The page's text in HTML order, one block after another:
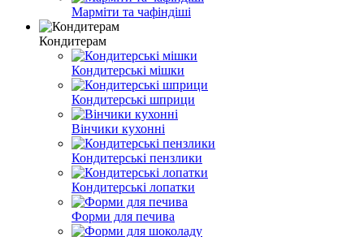
Марміти та чафіндіші
Кондитерам
Кондитерські мішки
Кондитерські шприци
Вінчики кухонні
Кондитерські пензлики
Кондитерські лопатки
Форми для печива